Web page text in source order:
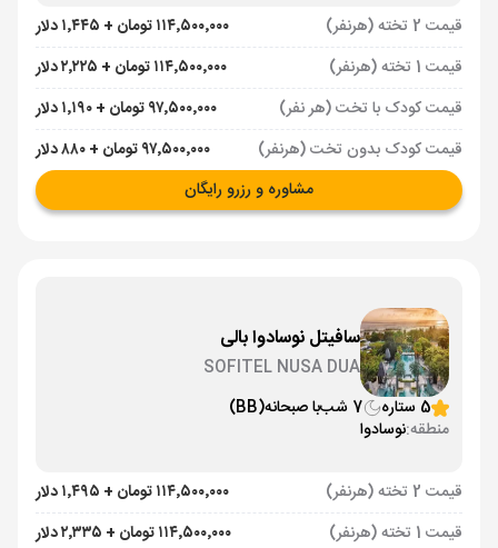
قیمت 2 تخته (هرنفر)
۱۱۴٬۵۰۰٬۰۰۰ تومان + ۱٬۴۴۵ دلار
قیمت 1 تخته (هرنفر)
۱۱۴٬۵۰۰٬۰۰۰ تومان + ۲٬۲۲۵ دلار
قیمت کودک با تخت (هر نفر)
۹۷٬۵۰۰٬۰۰۰ تومان + ۱٬۱۹۰ دلار
قیمت کودک بدون تخت (هرنفر)
۹۷٬۵۰۰٬۰۰۰ تومان + ۸۸۰ دلار
مشاوره و رزرو رایگان
سافیتل نوسادوا بالی
SOFITEL NUSA DUA
5 ستاره
7 شب با صبحانه(BB)
منطقه:نوسادوا
قیمت 2 تخته (هرنفر)
۱۱۴٬۵۰۰٬۰۰۰ تومان + ۱٬۴۹۵ دلار
قیمت 1 تخته (هرنفر)
۱۱۴٬۵۰۰٬۰۰۰ تومان + ۲٬۳۳۵ دلار